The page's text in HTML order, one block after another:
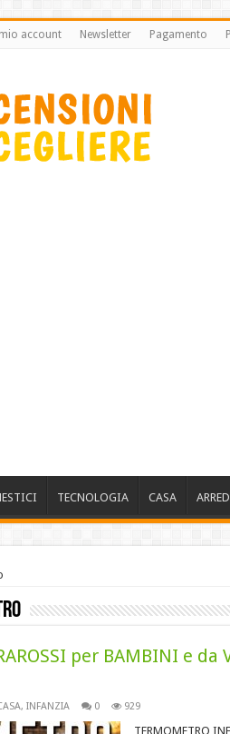
account Newsletter Pagamento
TECNOLOGIA CASA
per BAMBINI e da
, INFANZIA 0 929
TERMOMETRO